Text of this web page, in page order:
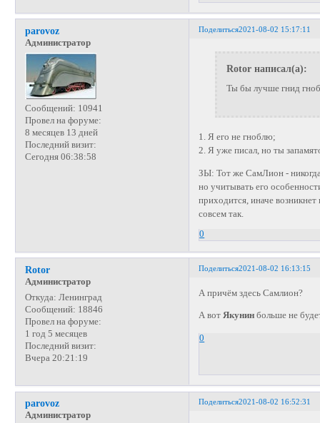
Поделиться2021-08-02 15:17:11
parovoz
Администратор
Сообщений: 10941
Провел на форуме:
8 месяцев 13 дней
Последний визит:
Сегодня 06:38:58
Rotor написал(а):
Ты бы лучше гнид
1. Я его не гноблю;
2. Я уже писал, но ты
ЗЫ: Тот же СамЛион - никогда
но учитывать его
приходится, иначе
совсем так.
0
Поделиться2021-08-02 16:13:15
Rotor
Администратор
Откуда: Ленинград
Сообщений: 18846
Провел на форуме:
1 год 5 месяцев
Последний визит:
Вчера 20:21:19
А причём здесь Самлион?
А вотЯкунин больше не
0
Поделиться2021-08-02 16:52:31
parovoz
Администратор